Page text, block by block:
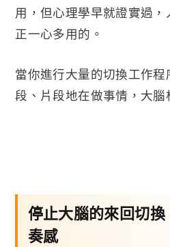
用，但心理學早就證實過
正一心多用的。
當你進行大量的切換工作程
段、片段地在做事情，大腦
停止大腦的來回切
奏感